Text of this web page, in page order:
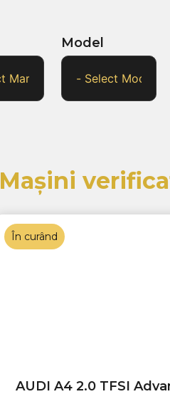
Model
Mașini
În curând
AUDI A4 2.0 TFSI